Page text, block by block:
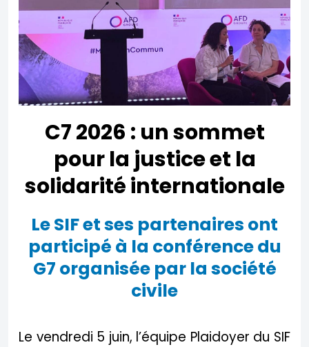
C7 2026 : un sommet
pour la justice et la
solidarité internationale
Le SIF et ses partenaires ont
participé à la conférence du
G7 organisée par la société
civile
Le vendredi 5 juin, l’équipe Plaidoyer du SIF